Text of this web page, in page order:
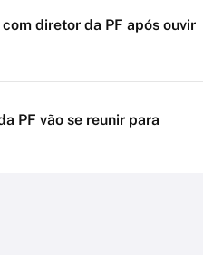
diretor da PF após ouvir
PF vão se reunir para